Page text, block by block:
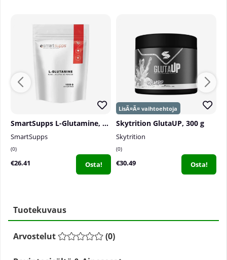
SmartSupps L-Glutamine, 1000 g
SmartSupps
0
€26.41 Osta!
Skytrition GlutaUP, 300 g
Skytrition
0
€30.49 Osta!
Tuotekuvaus
Arvostelut (0)